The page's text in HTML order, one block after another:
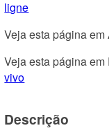
ligne
Veja esta página em
Veja esta página em
vivo
Descrição